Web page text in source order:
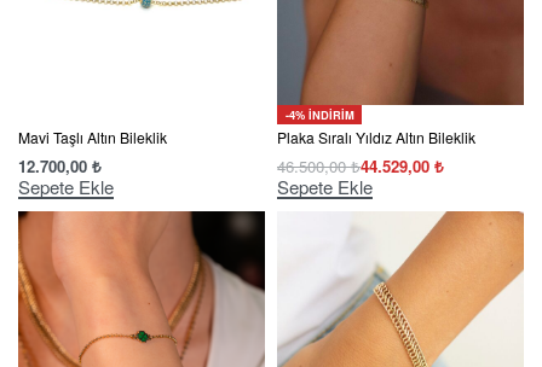
Mavi Taşlı Altın Bileklik
12.700,00 ₺
Sepete Ekle
-4% İNDİRİM
Plaka Sıralı Yıldız Altın Bileklik
46.500,00₺44.529,00 ₺
Sepete Ekle